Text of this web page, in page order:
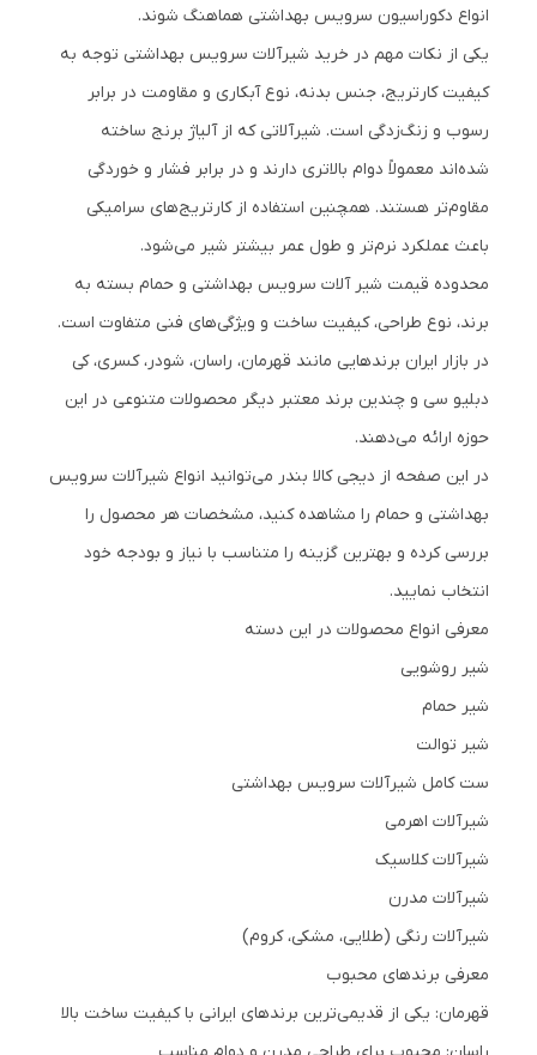
انواع دکوراسیون سرویس بهداشتی هماهنگ شوند.
یکی از نکات مهم در خرید شیرآلات سرویس بهداشتی توجه به
کیفیت کارتریج، جنس بدنه، نوع آبکاری و مقاومت در برابر
رسوب و زنگ‌زدگی است. شیرآلاتی که از آلیاژ برنج ساخته
شده‌اند معمولاً دوام بالاتری دارند و در برابر فشار و خوردگی
مقاوم‌تر هستند. همچنین استفاده از کارتریج‌های سرامیکی
باعث عملکرد نرم‌تر و طول عمر بیشتر شیر می‌شود.
محدوده قیمت شیر آلات سرویس بهداشتی و حمام بسته به
برند، نوع طراحی، کیفیت ساخت و ویژگی‌های فنی متفاوت است.
در بازار ایران برندهایی مانند قهرمان، راسان، شودر، کسری، کی
دبلیو سی و چندین برند معتبر دیگر محصولات متنوعی در این
حوزه ارائه می‌دهند.
در این صفحه از دیجی کالا بندر می‌توانید انواع شیرآلات سرویس
بهداشتی و حمام را مشاهده کنید، مشخصات هر محصول را
بررسی کرده و بهترین گزینه را متناسب با نیاز و بودجه خود
انتخاب نمایید.
معرفی انواع محصولات در این دسته
شیر روشویی
شیر حمام
شیر توالت
ست کامل شیرآلات سرویس بهداشتی
شیرآلات اهرمی
شیرآلات کلاسیک
شیرآلات مدرن
شیرآلات رنگی (طلایی، مشکی، کروم)
معرفی برندهای محبوب
قهرمان: یکی از قدیمی‌ترین برندهای ایرانی با کیفیت ساخت بالا